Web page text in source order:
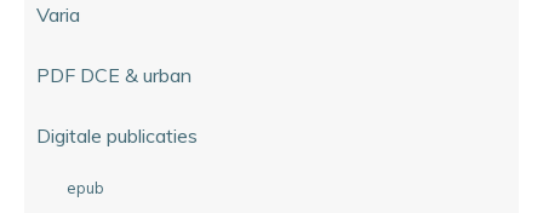
Varia
PDF DCE & urban
Digitale publicaties
epub